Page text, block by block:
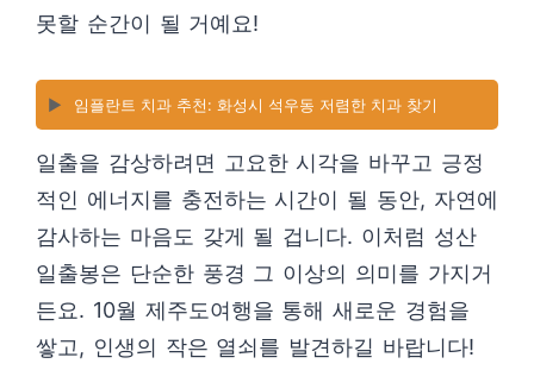
못할 순간이 될 거예요!
▶️ 임플란트 치과 추천: 화성시 석우동 저렴한 치과 찾기
일출을 감상하려면 고요한 시각을 바꾸고 긍정
적인 에너지를 충전하는 시간이 될 동안, 자연에
감사하는 마음도 갖게 될 겁니다. 이처럼 성산
일출봉은 단순한 풍경 그 이상의 의미를 가지거
든요. 10월 제주도여행을 통해 새로운 경험을
쌓고, 인생의 작은 열쇠를 발견하길 바랍니다!